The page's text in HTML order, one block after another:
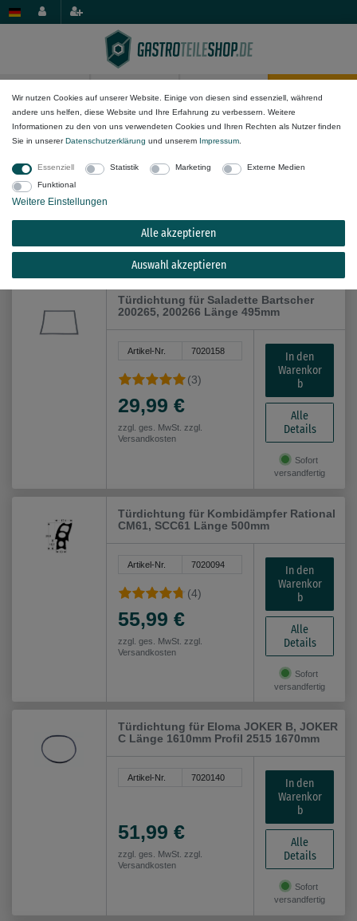
Dichtungs-Komponenten Türdichtungen
Alle Filteroptionen anzeigen (13)
Türdichtung für Saladette Bartscher
200265, 200266 Länge 495mm
Artikel-Nr. 7020158
(3)
29,99 €
zzgl. ges. MwSt. zzgl.
Versandkosten
In den
Warenkor
b
Alle
Details
Sofort
versandfertig
Türdichtung für Kombidämpfer Rational
CM61, SCC61 Länge 500mm
Artikel-Nr. 7020094
(4)
55,99 €
zzgl. ges. MwSt. zzgl.
Versandkosten
In den
Warenkor
b
Alle
Details
Sofort
versandfertig
Türdichtung für Eloma JOKER B, JOKER
C Länge 1610mm Profil 2515 1670mm
Artikel-Nr. 7020140
51,99 €
zzgl. ges. MwSt. zzgl.
Versandkosten
In den
Warenkor
b
Alle
Details
Sofort
versandfertig
Wir nutzen Cookies auf unserer Website. Einige von diesen sind essenziell, während
andere uns helfen, diese Website und Ihre Erfahrung zu verbessern. Weitere
Informationen zu den von uns verwendeten Cookies und Ihren Rechten als Nutzer finden
Sie in unsererDaten­schutz­erklärung und unserem Impressum
Essenziell Statistik Marketing
Externe Medien
Funktional
Weitere Einstellungen
Alle akzeptieren
Auswahl akzeptieren